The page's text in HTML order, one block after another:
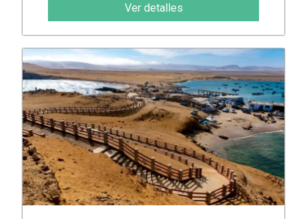
Ver detalles